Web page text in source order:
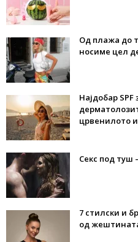
Од плажа до
носиме цел
Најдобар
црвенилото
Секс под туш
7 стилски и
од